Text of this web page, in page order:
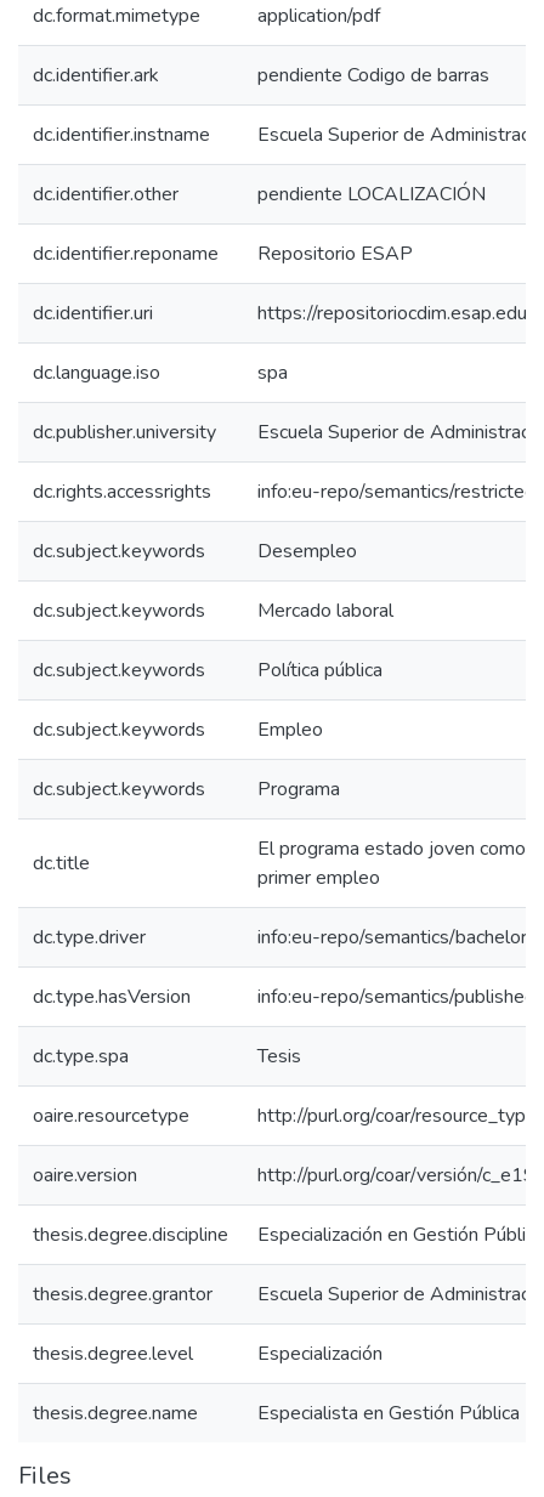
dc.format.mimetype application/pdf
dc.identifier.ark pendiente Codigo de barras
dc.identifier.instname Escuela Superior de
dc.identifier.other pendiente LOCALIZACIÓN
dc.identifier.reponame Repositorio ESAP
dc.identifier.uri https://
dc.language.iso spa
dc.publisher.university Escuela Superior de
dc.rights.accessrights info:eu-repo/semantics/
dc.subject.keywords Desempleo
dc.subject.keywords Mercado laboral
dc.subject.keywords Política pública
dc.subject.keywords Empleo
dc.subject.keywords Programa
dc.title
El programa estado joven como
primer empleo
dc.type.driver info:eu-repo/semantics/
dc.type.hasVersion info:eu-repo/semantics/
dc.type.spa Tesis
oaire.resourcetype http://purl.org/coar/
oaire.version http://purl.org/coar/versión/
thesis.degree.discipline Especialización en Gestión Pública
thesis.degree.grantor Escuela Superior de
thesis.degree.level Especialización
thesis.degree.name Especialista en Gestión Pública
Files